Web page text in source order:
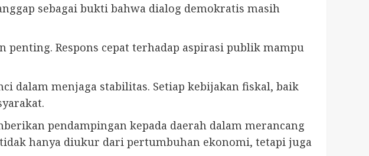
sebagai bukti bahwa dialog demokratis masih
Respons cepat terhadap aspirasi publik mampu
dalam menjaga stabilitas. Setiap kebijakan fiskal, baik
pendampingan kepada daerah dalam merancang
hanya diukur dari pertumbuhan ekonomi, tetapi juga